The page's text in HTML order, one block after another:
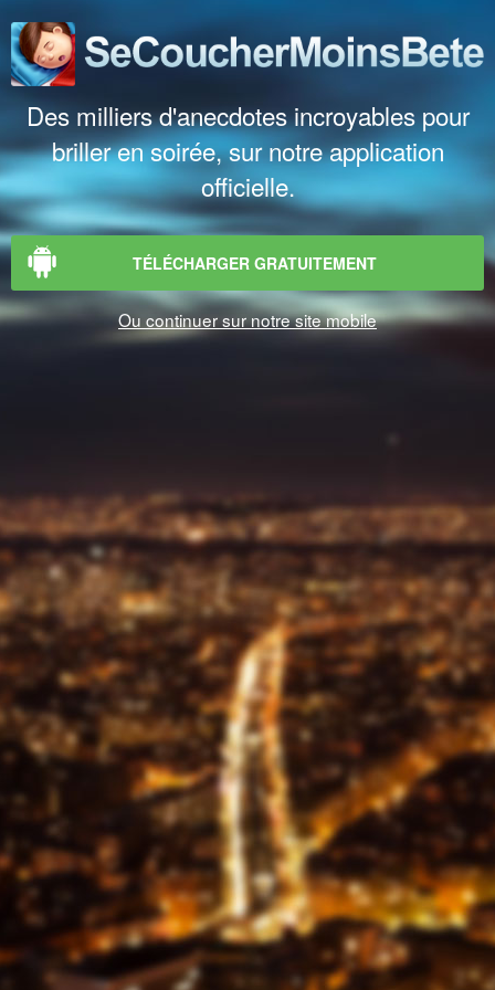
Des milliers d'anecdotes incroyables pour
briller en soirée, sur notre application
officielle.
TÉLÉCHARGER GRATUITEMENT
Ou continuer sur notre site mobile